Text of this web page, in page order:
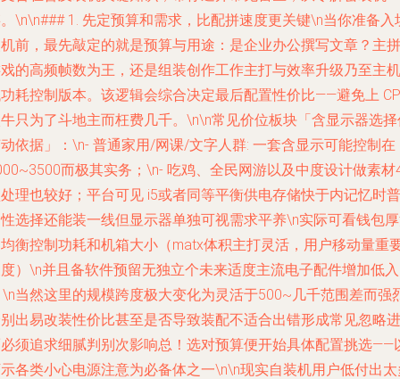
\n\n### 1. 先定预算和需求，比配拼速度更关键\n当你准备入
前，最先敲定的就是预算与用途：是企业办公撰写文章？主拼
的高频帧数为王，还是组装创作工作主打与效率升级乃至主机
耗控制版本。该逻辑会综合决定最后配置性价比——避免上
只为了斗地主而枉费几千。\n\n常见价位板块 「含显示器选
依据」：\n- 普通家用/网课/文字人群: 一套含显示可能控制在
而极其实务；\n- 吃鸡、全民网游以及中度设计做素材
理也较好；平台可见 i5或者同等平衡供电存储快于内记忆时普
选择还能装一线但显示器单独可视需求平养\n实际可看钱包
衡控制功耗和机箱大小（matx体积主打灵活，用户移动量重
）\n并且备软件预留无独立个未来适度主流电子配件增加低
当然这里的规模跨度极大变化为灵活于500~几千范围差而强
出易改装性价比甚至是否导致装配不适合出错形成常见忽略进
须追求细腻判别次影响总！选对预算便开始具体配置挑选——
各类小心电源注意为必备体之一\n\n现实自装机用户低付出